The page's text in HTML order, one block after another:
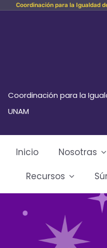
Skip Coordinación para la Igualdad
Coordinación para la
UNAM
Inicio Nosotras
Recursos